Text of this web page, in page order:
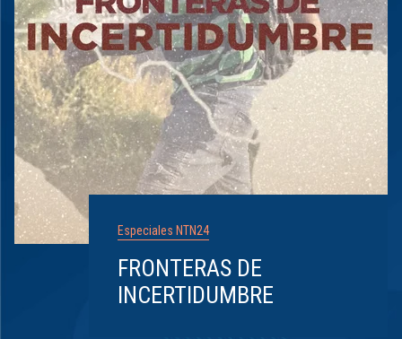
Especiales NTN24
FRONTERAS DE
INCERTIDUMBRE